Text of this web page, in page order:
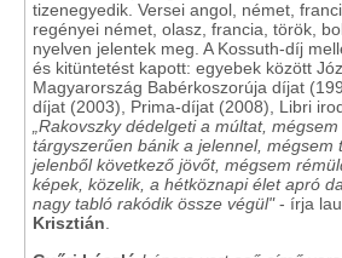
tizenegyedik. Versei angol, német,
regényei német, olasz, francia, török,
nyelven jelentek meg. A Kossuth-díj
és kitüntetést kapott: egyebek között
Magyarország Babérkoszorúja díjat
díjat (2003), Prima-díjat (2008), Libri
„Rakovszky dédelgeti a múltat,
tárgyszerűen bánik a jelennel, mégsem
jelenből következő jövőt, mégsem
képek, közelik, a hétköznapi élet apró
nagy tabló rakódik össze végül"- írja
Krisztián